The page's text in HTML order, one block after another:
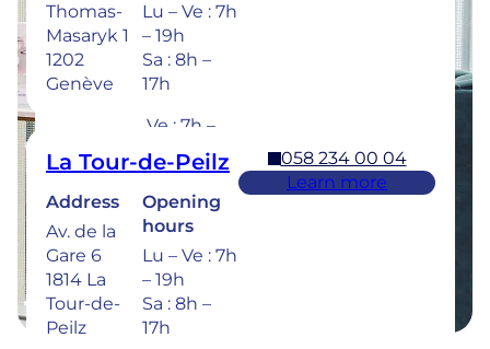
Thomas-
Masaryk 1
1202
Genève
Lu – Ve : 7h
– 19h
Sa : 8h –
17h
La Tour-de-Peilz
Address
Av. de la
Gare 6
1814 La
Tour-de-
Peilz
Opening
hours
Lu – Ve : 7h
– 19h
Sa : 8h –
17h
058 234 00 04
Learn more
Address
Rue de la
Sionge 37
Opening
hours
Lu – Je :
Ve : 7h –
18h
Sa : 8h –
17h
Dental emergencies : 7 days a week for
treatment within 24 hours : 058 234 00 00